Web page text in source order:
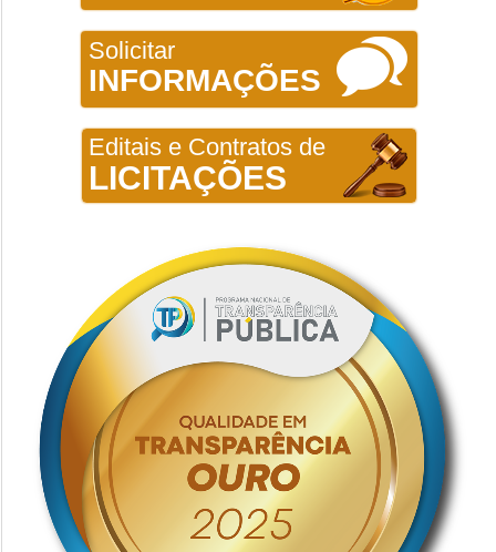
Solicitar
INFORMAÇÕES
Editais e Contratos de
LICITAÇÕES